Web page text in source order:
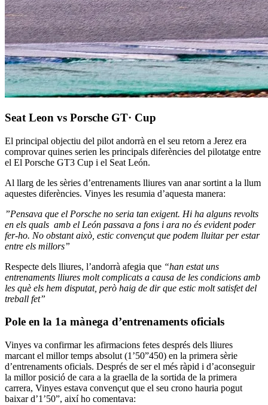
Seat Leon vs Porsche GT· Cup
El principal objectiu del pilot andorrà en el seu retorn a Jerez era
comprovar quines serien les principals diferències del pilotatge entre
el El Porsche GT3 Cup i el Seat León.
Al llarg de les sèries d’entrenaments lliures van anar sortint a la llum
aquestes diferències. Vinyes les resumia d’aquesta manera:
”Pensava que el Porsche no seria tan exigent. Hi ha alguns revolts
en els quals amb el León passava a fons i ara no és evident poder
fer-ho. No obstant això, estic convençut que podem lluitar per estar
entre els millors”
Respecte dels lliures, l’andorrà afegia que “han estat uns
entrenaments lliures molt complicats a causa de les condicions amb
les què els hem disputat, però haig de dir que estic molt satisfet del
treball fet”
Pole en la 1a mànega d’entrenaments oficials
Vinyes va confirmar les afirmacions fetes després dels lliures
marcant el millor temps absolut (1’50”450) en la primera sèrie
d’entrenaments oficials. Després de ser el més ràpid i d’aconseguir
la millor posició de cara a la graella de la sortida de la primera
carrera, Vinyes estava convençut que el seu crono hauria pogut
baixar d’1’50”, així ho comentava: